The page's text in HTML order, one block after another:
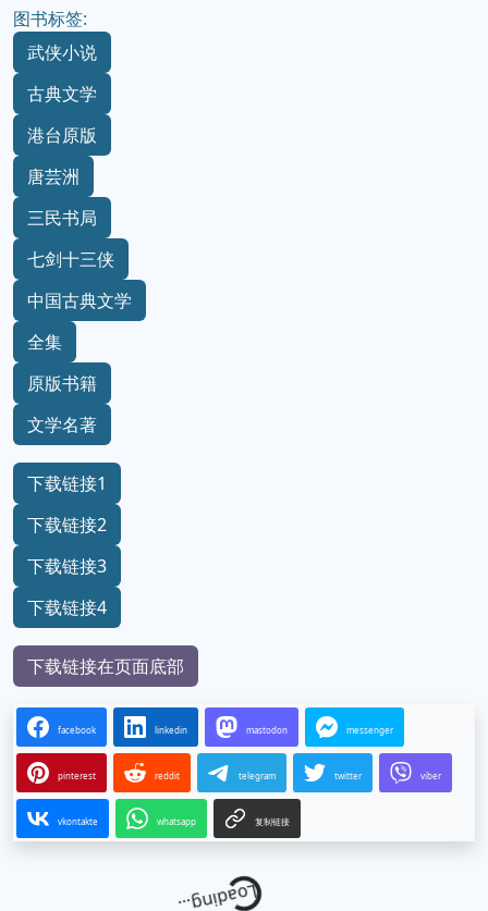
图书标签:
武侠小说
古典文学
港台原版
唐芸洲
三民书局
七剑十三侠
中国古典文学
全集
原版书籍
文学名著
下载链接1
下载链接2
下载链接3
下载链接4
下载链接在页面底部
facebook linkedin mastodon messenger
pinterest reddit telegram twitter viber
vkontakte whatsapp 复制链接